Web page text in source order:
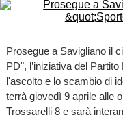
Prosegue a Savigliano il
PD", l’iniziativa del
l'ascolto e lo scambio di
terrà giovedì 9 aprile alle
Trossarelli 8 e sarà